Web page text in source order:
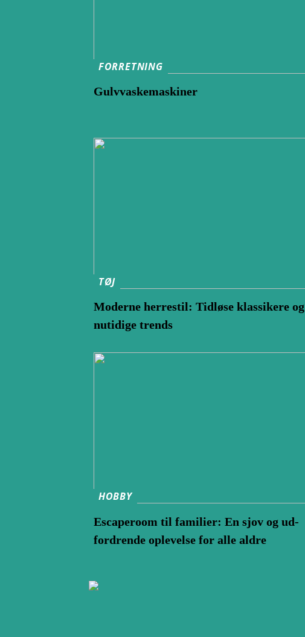
FORRETNING
Gulvvaskemaskiner
TØJ
Moderne herrestil: Tidløse klassikere og
nutidige trends
HOBBY
Escaperoom til familier: En sjov og ud-
fordrende oplevelse for alle aldre